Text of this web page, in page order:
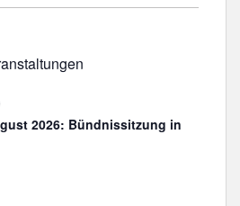
2026: Bündnissitzung in